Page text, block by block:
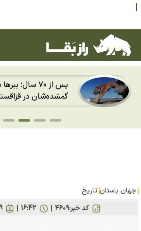
پس از ۲۰ سال؛
دوباره باران را
جهان باستان تاریخ
کد خبر:۴۶۰۹ 19 16:42